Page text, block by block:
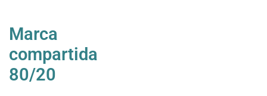
Marca
compartida
80/20